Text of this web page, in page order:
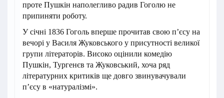
проте Пушкін наполегливо радив Гоголю не
припиняти роботу.
У січні 1836 Гоголь вперше прочитав свою п’єсу на
вечорі у Василя Жуковського у присутності великої
групи літераторів. Високо оцінили комедію
Пушкін, Тургенєв та Жуковський, хоча ряд
літературних критиків ще довго звинувачували
п’єсу в «натуралізмі».